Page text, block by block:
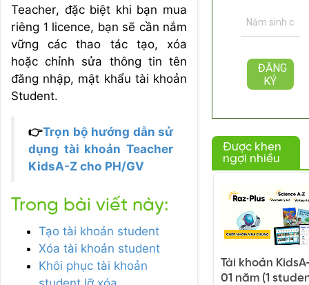
Teacher, đặc biệt khi bạn mua
riêng 1 licence, bạn sẽ cần nắm
vững các thao tác tạo, xóa
hoặc chỉnh sửa thông tin tên
đăng nhập, mật khẩu tài khoản
Student.
👉Trọn bộ hướng dẫn sử
dụng tài khoản Teacher
KidsA-Z cho PH/GV
Trong bài viết này:
Tạo tài khoản student
Xóa tài khoản student
Khôi phục tài khoản
Được khen
ngợi nhiều
Tài khoản
01 năm (1